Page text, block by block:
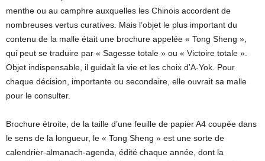
menthe ou au camphre auxquelles les Chinois accordent de
nombreuses vertus curatives. Mais l’objet le plus important du
contenu de la malle était une brochure appelée « Tong Sheng »,
qui peut se traduire par « Sagesse totale » ou « Victoire totale ».
Objet indispensable, il guidait la vie et les choix d’A-Yok. Pour
chaque décision, importante ou secondaire, elle ouvrait sa malle
pour le consulter.
Brochure étroite, de la taille d’une feuille de papier A4 coupée dans
le sens de la longueur, le « Tong Sheng » est une sorte de
calendrier-almanach-agenda, édité chaque année, dont la